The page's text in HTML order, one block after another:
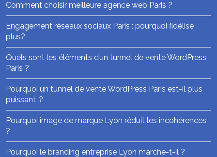
Comment choisir meilleure agence web Paris ?
Engagement réseaux sociaux Paris : pourquoi fidélise
plus?
Quels sont les éléments d’un tunnel de vente WordPress
Paris ?
Pourquoi un tunnel de vente WordPress Paris est-il plus
puissant ?
Pourquoi image de marque Lyon réduit les incohérences
?
Pourquoi le branding entreprise Lyon marche-t-il ?